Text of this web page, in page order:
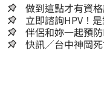
做到這點才有資
立即諮詢HPV！
嫌晚！
伴侶和妳一起預
快訊／台中神岡